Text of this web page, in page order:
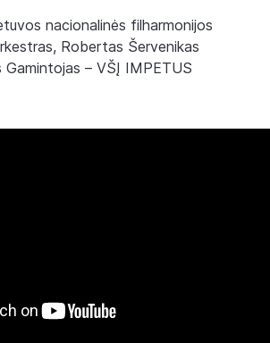
nacionalinės filharmonijos
Robertas Šervenikas
Gamintojas – VŠĮ IMPETUS